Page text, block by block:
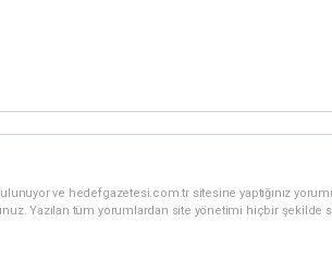
ve hedefgazetesi.com.tr sitesine yaptığınız
Yazılan tüm yorumlardan site yönetimi hiçbir şekilde